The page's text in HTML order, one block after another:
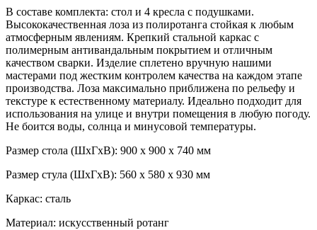
В составе комплекта: стол и 4 кресла с подушками.
Высококачественная лоза из полиротанга стойкая к любым
атмосферным явлениям. Крепкий стальной каркас с
полимерным антивандальным покрытием и отличным
качеством сварки. Изделие сплетено вручную нашими
мастерами под жестким контролем качества на каждом этапе
производства. Лоза максимально приближена по рельефу и
текстуре к естественному материалу. Идеально подходит для
использования на улице и внутри помещения в любую погоду.
Не боится воды, солнца и минусовой температуры.
Размер стола (ШхГхВ): 900 х 900 х 740 мм
Размер стула (ШхГхВ): 560 х 580 х 930 мм
Каркас: сталь
Материал: искусственный ротанг